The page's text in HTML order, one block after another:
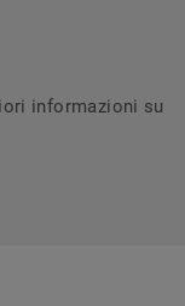
informazioni su